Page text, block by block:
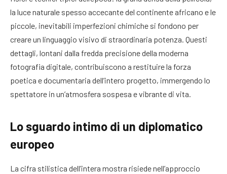
la luce naturale spesso accecante del continente africano e le
piccole, inevitabili imperfezioni chimiche si fondono per
creare un linguaggio visivo di straordinaria potenza. Questi
dettagli, lontani dalla fredda precisione della moderna
fotografia digitale, contribuiscono a restituire la forza
poetica e documentaria dell’intero progetto, immergendo lo
spettatore in un’atmosfera sospesa e vibrante di vita.
Lo sguardo intimo di un diplomatico
europeo
La cifra stilistica dell’intera mostra risiede nell’approccio